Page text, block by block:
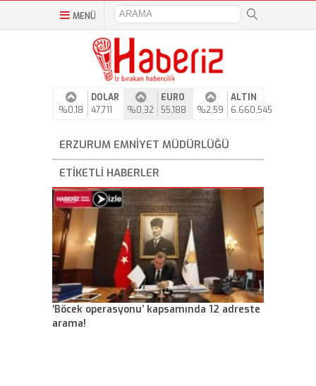
MENÜ
%0,18
DOLAR
47,711
%0,32
EURO
55,188
%2,59
ALTIN
6.660,545
ERZURUM EMNIYET MÜDÜRLÜĞÜ
ETIKETLI HABERLER
‘Böcek operasyonu’ kapsamında 12 adreste
arama!